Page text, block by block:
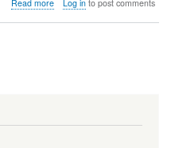
Read more Log into post comments